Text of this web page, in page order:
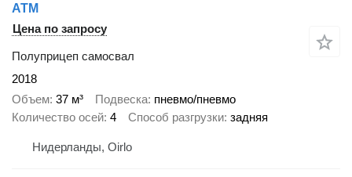
ATM
Цена по запросу
Полуприцеп самосвал
2018
Объем 37 м³ Подвеска пневмо/пневмо
Количество осей 4 Способ разгрузки задняя
Нидерланды, Oirlo